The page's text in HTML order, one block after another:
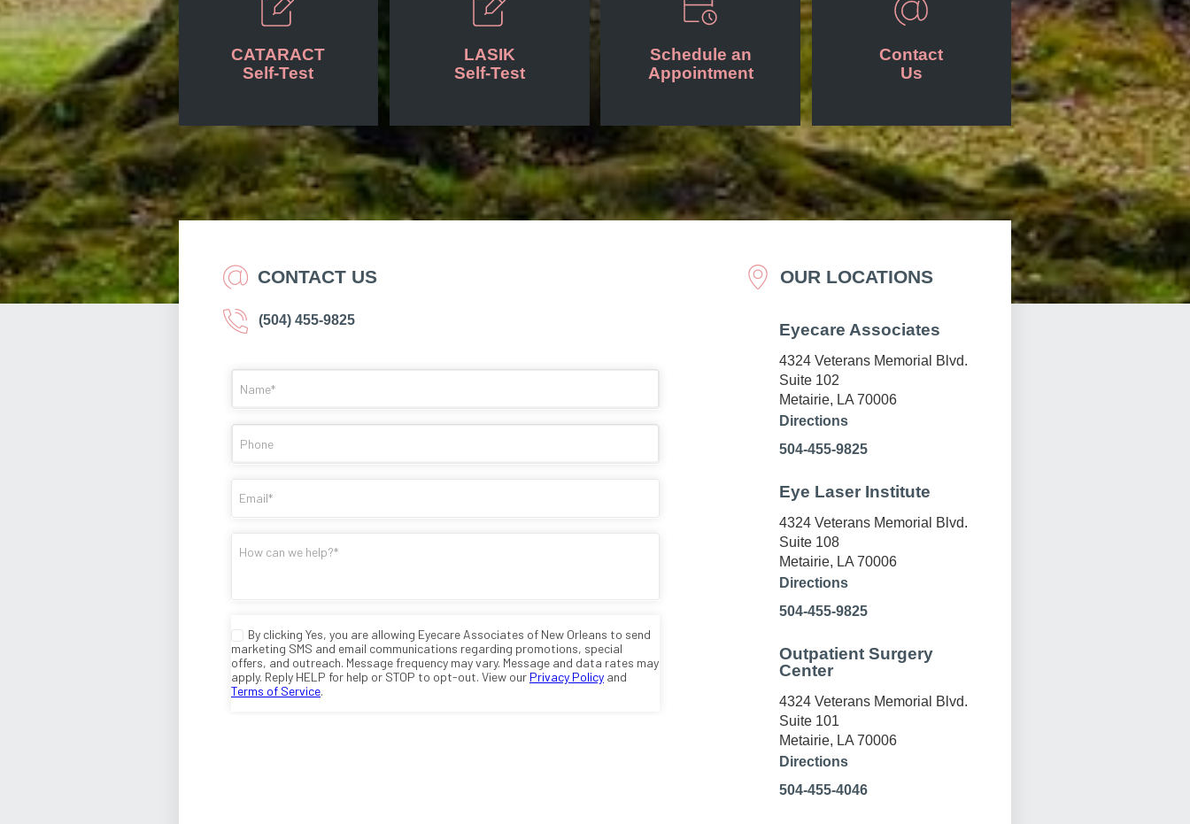
CATARACT
Self-Test
LASIK
Self-Test
Schedule an
Appointment
Contact
Us
CONTACT US
(504) 455-9825
OUR LOCATIONS
Eyecare Associates
4324 Veterans Memorial Blvd.
Suite 102
Metairie, LA 70006
Directions
504-455-9825
Eye Laser Institute
4324 Veterans Memorial Blvd.
Suite 108
Metairie, LA 70006
Directions
504-455-9825
Outpatient Surgery
Center
4324 Veterans Memorial Blvd.
Suite 101
Metairie, LA 70006
Directions
504-455-4046